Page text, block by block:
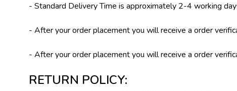
- Standard Delivery Time is approximately 2-4 working
- After your order placement you will receive a order
- After your order placement you will receive a order
RETURN POLICY: